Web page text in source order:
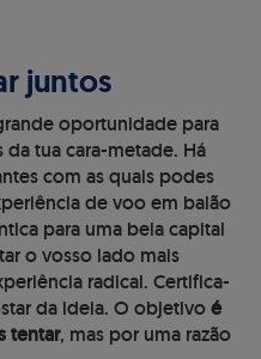
juntos
oportunidade para
tua cara-metade. Há
com as quais podes
de voo em balão
para uma bela capital
o vosso lado mais
radical. Certifica-
da ideia. O objetivoé
tentar, mas por uma razão